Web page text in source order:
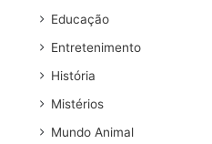
Educação
Entretenimento
História
Mistérios
Mundo Animal